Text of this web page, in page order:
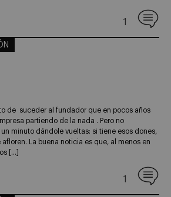
1
de suceder al fundador que en pocos años
partiendo de la nada . Pero no
minuto dándole vueltas: si tiene esos dones,
La buena noticia es que, al menos en
[…]
1